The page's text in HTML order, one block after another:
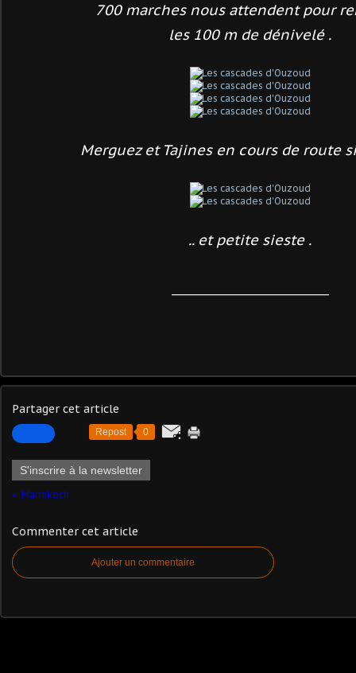
700 marches nous attendent pour
les 100 m de dénivelé .
Merguez et Tajines en cours de route
.. et petite sieste .
Partager cet article
Repost 0
S'inscrire à la newsletter
Marrakech
Commenter cet article
Ajouter un commentaire